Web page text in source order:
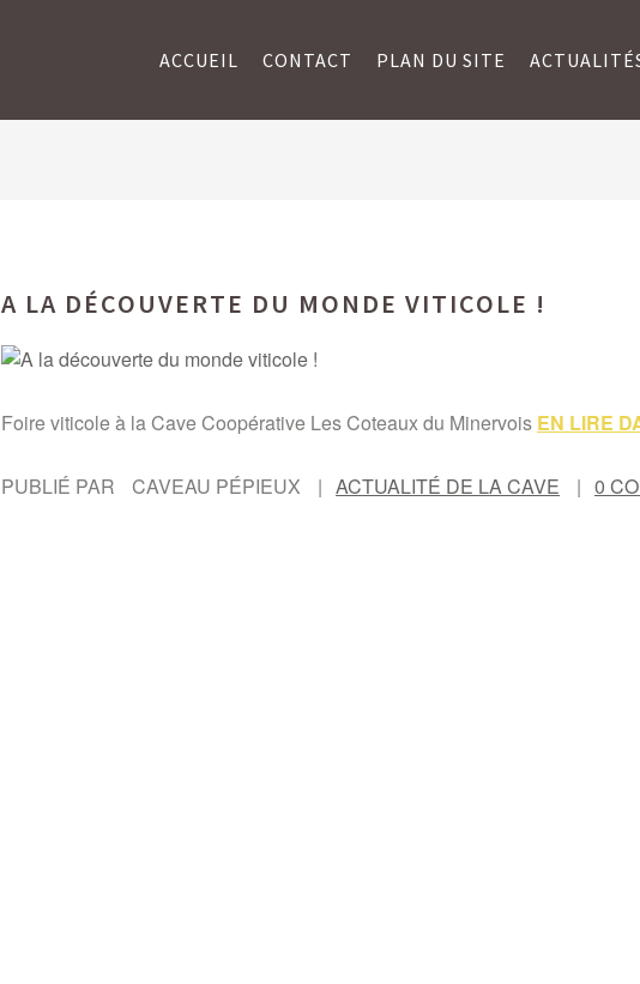
ACCUEIL CONTACT PLAN DU SITE
A LA DÉCOUVERTE DU MONDE VITICOLE !
Foire viticole à la Cave Coopérative Les Coteaux du Minervois EN LIRE
PUBLIÉ PAR CAVEAU PÉPIEUX ACTUALITÉ DE LA CAVE 0